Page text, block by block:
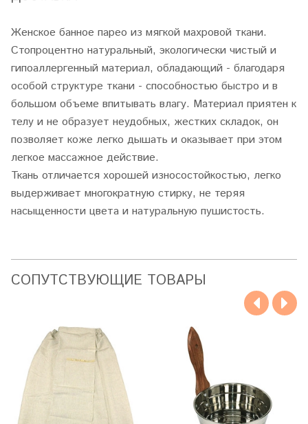
Женское банное парео из мягкой махровой ткани.
Стопроцентно натуральный, экологически чистый и
гипоаллергенный материал, обладающий - благодаря
особой структуре ткани - способностью быстро и в
большом объеме впитывать влагу. Материал приятен к
телу и не образует неудобных, жестких складок, он
позволяет коже легко дышать и оказывает при этом
легкое массажное действие.
Ткань отличается хорошей износостойкостью, легко
выдерживает многократную стирку, не теряя
насыщенности цвета и натуральную пушистость.
CОПУТСТВУЮЩИЕ ТОВАРЫ